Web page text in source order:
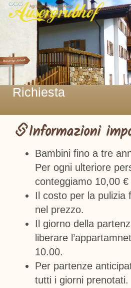
Richiesta
Informazioni
Bambini fino a tre
Per ogni ulteriore
conteggiamo 10,00
Il costo per la pulizia
nel prezzo.
Il giorno della
liberare
10.00.
Per partenze
tutti i giorni prenotati.